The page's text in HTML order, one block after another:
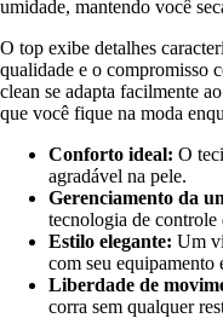
umidade, mantendo você
O top exibe detalhes
qualidade e o compromisso
clean se adapta facilmente
que você fique na moda
Conforto ideal: O
agradável na pele.
Gerenciamento da
tecnologia de controle
Estilo elegante: Um
com seu equipamento
Liberdade de
corra sem qualquer